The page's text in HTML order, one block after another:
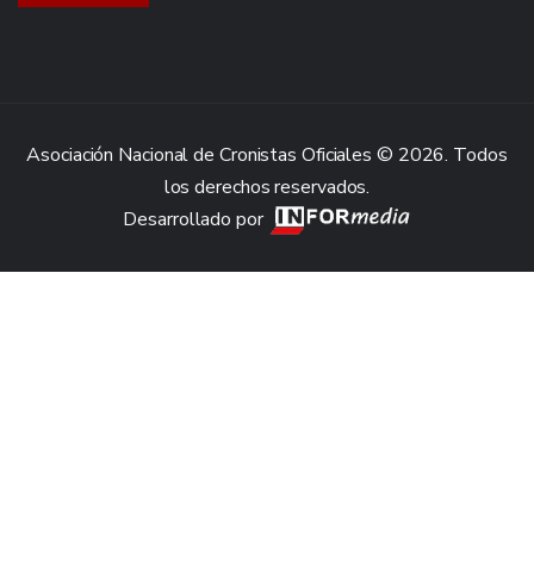
Asociación Nacional de Cronistas Oficiales © 2026. Todos
los derechos reservados.
Desarrollado por